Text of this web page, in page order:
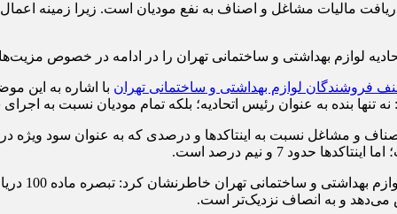
از تبصره ماده 100 برای دریافت مالیات مشاغل و اصناف به نفع مودیان است.
و ساختمانی تهران را در ادامه در خصوص مزیت‌های استفاده از تبصره ماده 100 و دریافت مالیات
فروشندگان لوازم بهداشتی و ساختمانی تهران
رئیس اتحادیه؛ بلکه تمام مودیان نسبت به اجرای سازوکار تبصره ماده 100 و دریافت مالیات به صورت
و مشاغل نسبت به اینتاکدها و درصدی که به عنوان سود
رئیس
می‌دهد و به انصاف نزدیک‌تر است.